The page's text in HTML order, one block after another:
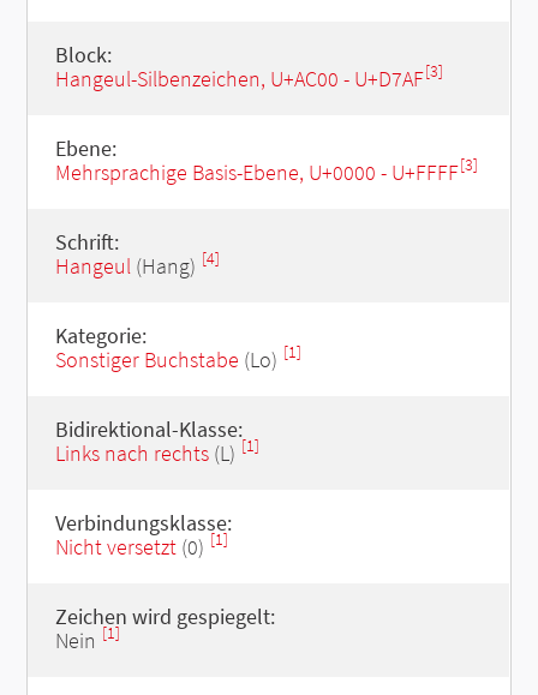
Block:
Hangeul-Silbenzeichen, U+AC00 - U+D7AF[3]
Ebene:
Mehrsprachige Basis-Ebene, U+0000 - U+FFFF[3]
Schrift:
Hangeul(Hang) [4]
Kategorie:
Sonstiger Buchstabe (Lo) [1]
Bidirektional-Klasse:
Links nach rechts(L) [1]
Verbindungsklasse:
Nicht versetzt(0) [1]
Zeichen wird gespiegelt:
Nein [1]